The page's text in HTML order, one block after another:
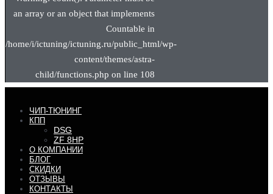
an array or an object that implements
Countable in
/home/i/ictuning/ictuning.ru/public_html/wp-
content/themes/astra-
child/functions.php on line 108
ЧИП-ТЮНИНГ
КПП
DSG
ZF 8HP
О КОМПАНИИ
БЛОГ
СКИДКИ
ОТЗЫВЫ
КОНТАКТЫ